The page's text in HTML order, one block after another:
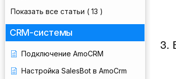
Показать все статьи ( 13 )
CRM-системы
Подключение AmoCRM
Настройка SalesBot в AmoCrm
3.